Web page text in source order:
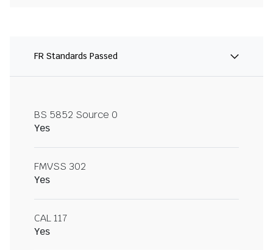
FR Standards Passed
BS 5852 Source 0
Yes
FMVSS 302
Yes
CAL 117
Yes